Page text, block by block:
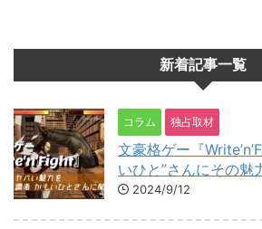
新着記事一覧
コラム 独占取材
文豪格ゲー『
いひと”さんにその魅
2024/9/12